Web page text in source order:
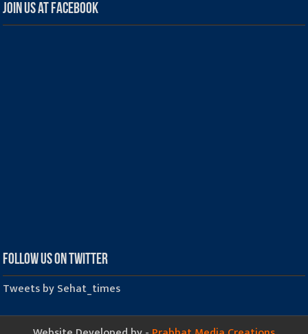
Join us at Facebook
Follow us on Twitter
Tweets by Sehat_times